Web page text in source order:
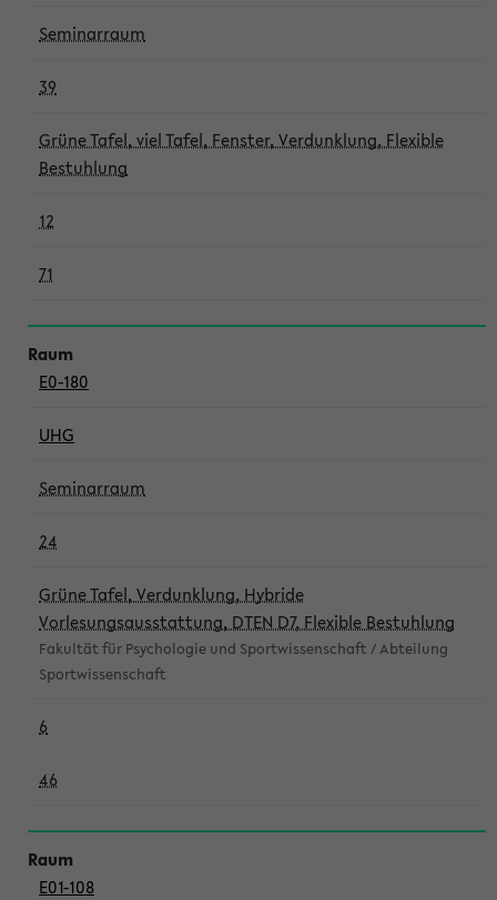
Seminarraum
39
Grüne Tafel, viel Tafel, Fenster, Verdunklung, Flexible
Bestuhlung
12
71
E0-180
UHG
Seminarraum
24
Grüne Tafel, Verdunklung, Hybride
Vorlesungsausstattung, DTEN D7, Flexible Bestuhlung
Fakultät für Psychologie und Sportwissenschaft / Abteilung
Sportwissenschaft
6
46
E01-108